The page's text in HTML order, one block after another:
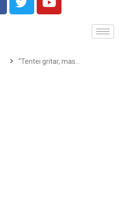
“Tentei gritar, mas…